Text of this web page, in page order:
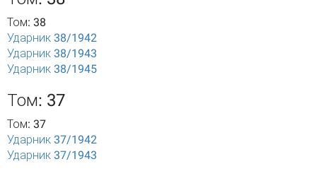
Том: 38
Ударник 38/1942
Ударник 38/1943
Ударник 38/1945
Том: 37
Том: 37
Ударник 37/1942
Ударник 37/1943